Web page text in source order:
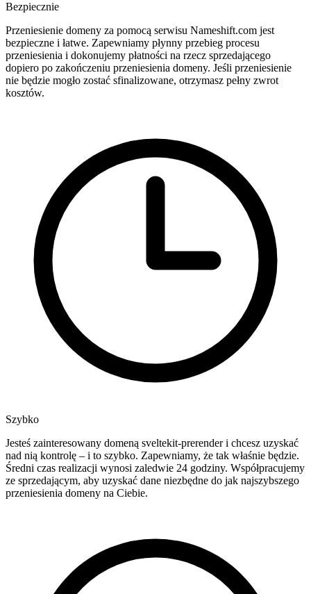
Bezpiecznie
Przeniesienie domeny za pomocą serwisu Nameshift.com jest
bezpieczne i łatwe. Zapewniamy płynny przebieg procesu
przeniesienia i dokonujemy płatności na rzecz sprzedającego
dopiero po zakończeniu przeniesienia domeny. Jeśli przeniesienie
nie będzie mogło zostać sfinalizowane, otrzymasz pełny zwrot
kosztów.
Szybko
Jesteś zainteresowany domeną sveltekit-prerender i chcesz uzyskać
nad nią kontrolę – i to szybko. Zapewniamy, że tak właśnie będzie.
Średni czas realizacji wynosi zaledwie 24 godziny. Współpracujemy
ze sprzedającym, aby uzyskać dane niezbędne do jak najszybszego
przeniesienia domeny na Ciebie.